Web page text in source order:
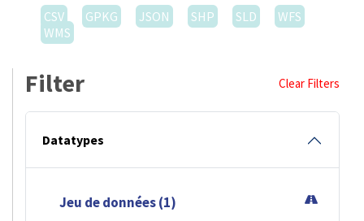
CSV
GPKG JSON SHP SLD
WFS
WMS
Filter Clear Filters
Datatypes
Jeu de données (1)